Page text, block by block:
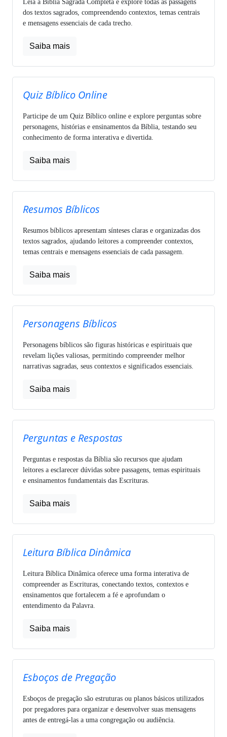
Leia a Bíblia Sagrada Completa e explore todas as passagens
dos textos sagrados, compreendendo contextos, temas centrais
e mensagens essenciais de cada trecho.
Saiba mais
Quiz Bíblico Online
Participe de um Quiz Bíblico online e explore perguntas sobre
personagens, histórias e ensinamentos da Bíblia, testando seu
conhecimento de forma interativa e divertida.
Saiba mais
Resumos Bíblicos
Resumos bíblicos apresentam sínteses claras e organizadas dos
textos sagrados, ajudando leitores a compreender contextos,
temas centrais e mensagens essenciais de cada passagem.
Saiba mais
Personagens Bíblicos
Personagens bíblicos são figuras históricas e espirituais que
revelam lições valiosas, permitindo compreender melhor
narrativas sagradas, seus contextos e significados essenciais.
Saiba mais
Perguntas e Respostas
Perguntas e respostas da Bíblia são recursos que ajudam
leitores a esclarecer dúvidas sobre passagens, temas espirituais
e ensinamentos fundamentais das Escrituras.
Saiba mais
Leitura Bíblica Dinâmica
Leitura Bíblica Dinâmica oferece uma forma interativa de
compreender as Escrituras, conectando textos, contextos e
ensinamentos que fortalecem a fé e aprofundam o
entendimento da Palavra.
Saiba mais
Esboços de Pregação
Esboços de pregação são estruturas ou planos básicos utilizados
por pregadores para organizar e desenvolver suas mensagens
antes de entregá-las a uma congregação ou audiência.